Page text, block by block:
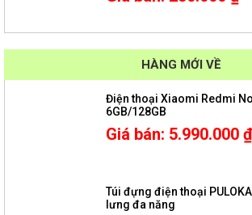
HÀNG MỚI VỀ
Điện thoại Xiaomi Redmi
6GB/128GB
Giá bán: 5.990.000 ₫
Túi đựng điện thoại
lưng đa năng